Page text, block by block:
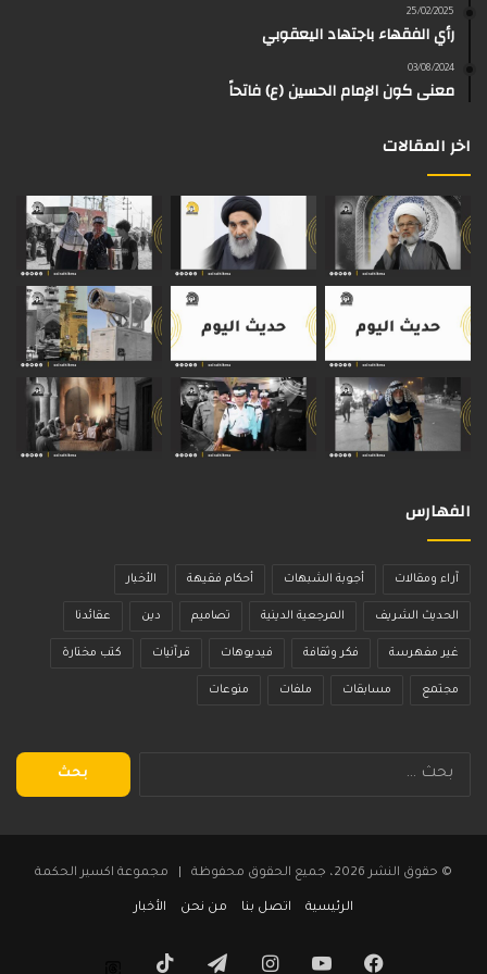
م
25/02/2025
رأي الفقهاء باجتهاد اليعقوبي
03/08/2024
معنى كون الإمام الحسين (ع) فاتحاً
اخر المقالات
الفهارس
آراء ومقالات أجوبة الشبهات أحكام فقيهة الأخبار
الحديث الشريف المرجعية الدينية تصاميم دين عقائدنا
غير مفهرسة فكر وثقافة فيديوهات قرآنيات كتب مختارة
مجتمع مسابقات ملفات منوعات
البحث
عن:
© حقوق النشر 2026، جميع الحقوق محفوظة | مجموعة اكسير الحكمة
الرئيسية اتصل بنا من نحن الأخبار
فيسبوكيوتيوب انستقرامتيلقرام